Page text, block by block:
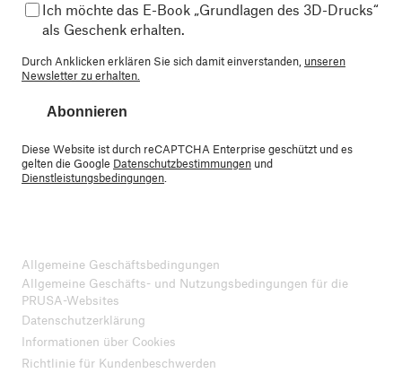
Ich möchte das E-Book „Grundlagen des 3D-Drucks“
als Geschenk erhalten.
Durch Anklicken erklären Sie sich damit einverstanden, unseren
Newsletter zu erhalten.
Abonnieren
Diese Website ist durch reCAPTCHA Enterprise geschützt und es
gelten die Google Datenschutzbestimmungen und
Dienstleistungsbedingungen
Allgemeine Geschäftsbedingungen
Allgemeine Geschäfts- und Nutzungsbedingungen für die
PRUSA-Websites
Datenschutzerklärung
Informationen über Cookies
Richtlinie für Kundenbeschwerden